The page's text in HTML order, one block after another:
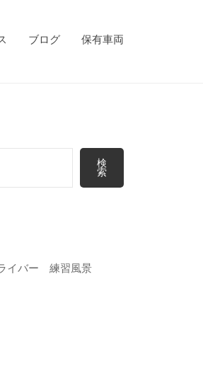
ブログ 保有車両
検
索
イバー 練習風景